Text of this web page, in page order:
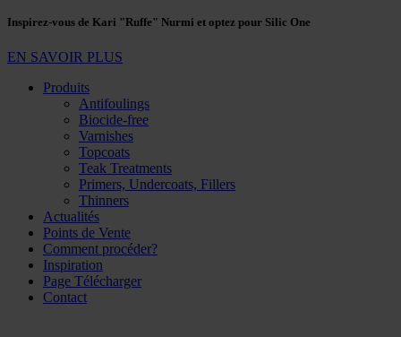
Inspirez-vous de Kari "Ruffe" Nurmi et optez pour Silic One
EN SAVOIR PLUS
Produits
Antifoulings
Biocide-free
Varnishes
Topcoats
Teak Treatments
Primers, Undercoats, Fillers
Thinners
Actualités
Points de Vente
Comment procéder?
Inspiration
Page Télécharger
Contact